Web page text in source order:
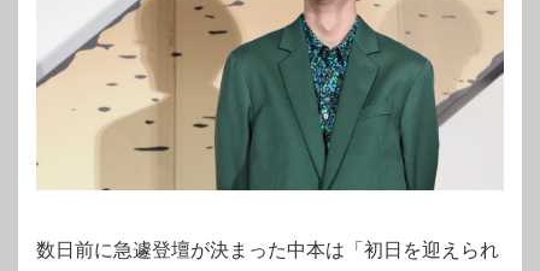
数日前に急遽登壇が決まった中本は「初日を迎えられ